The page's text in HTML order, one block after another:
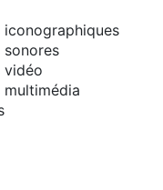
sonores
vidéo